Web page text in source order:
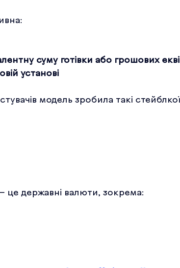
суму готівки або грошових
установі
модель зробила такі
це державні валюти, зокрема: